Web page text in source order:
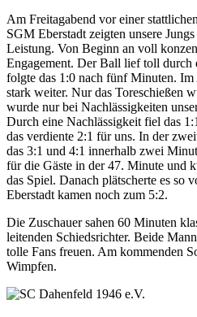
Am Freitagabend vor einer
SGM Eberstadt zeigten unsere
Leistung. Von Beginn an voll
Engagement. Der Ball lief toll durch
folgte das 1:0 nach fünf Minuten. Im
stark weiter. Nur das Toreschießen
wurde nur bei Nachlässigkeiten
Durch eine Nachlässigkeit fiel das
das verdiente 2:1 für uns. In der
das 3:1 und 4:1 innerhalb zwei
für die Gäste in der 47. Minute und
das Spiel. Danach plätscherte es so
Eberstadt kamen noch zum 5:2.
Die Zuschauer sahen 60 Minuten
leitenden Schiedsrichter. Beide
tolle Fans freuen. Am kommenden
Wimpfen.